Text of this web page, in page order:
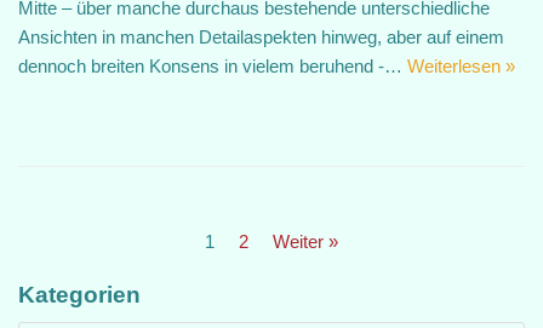
Mitte – über manche durchaus bestehende unterschiedliche
Ansichten in manchen Detailaspekten hinweg, aber auf einem
dennoch breiten Konsens in vielem beruhend -… Weiterlesen »
1 2 Weiter »
Kategorien